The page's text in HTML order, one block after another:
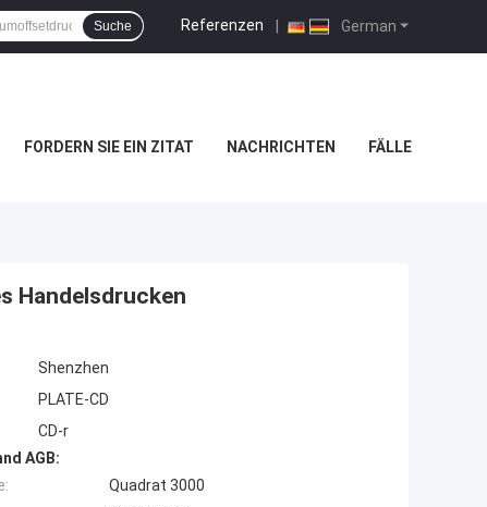
German
Referenzen |
Suche
FORDERN SIE EIN ZITAT NACHRICHTEN FÄLLE
Handelsdrucken
Shenzhen
PLATE-CD
CD-r
AGB:
Quadrat 3000